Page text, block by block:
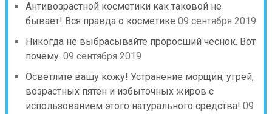
Антивозрастной косметики как таковой не
бывает! Вся правда о косметике 09 сентября 2019
Никогда не выбрасывайте проросший чеснок. Вот
почему. 09 сентября 2019
Осветлите вашу кожу! Устранение морщин, угрей,
возрастных пятен и избыточных жиров с
использованием этого натурального средства! 09